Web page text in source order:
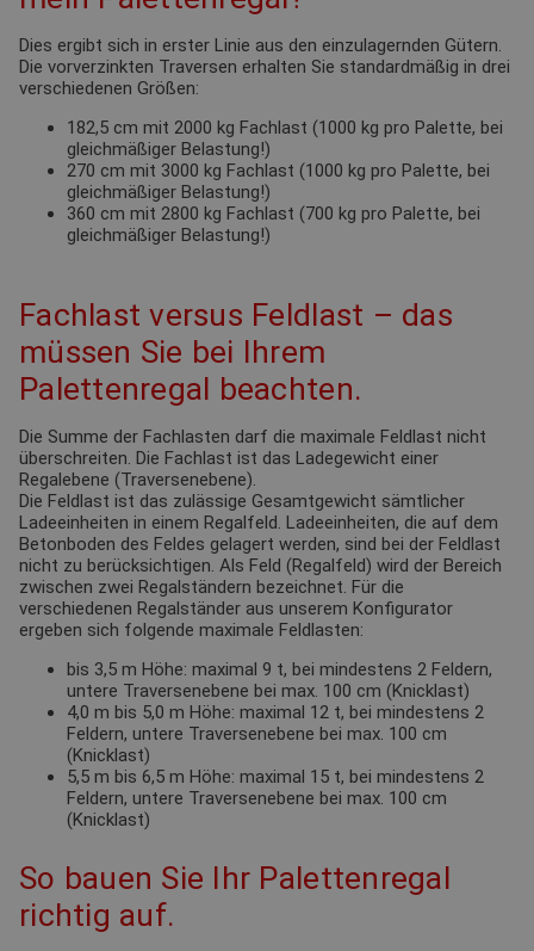
Dies ergibt sich in erster Linie aus den einzulagernden Gütern.
Die vorverzinkten Traversen erhalten Sie standardmäßig in drei
verschiedenen Größen:
182,5 cm mit 2000 kg Fachlast (1000 kg pro Palette, bei
gleichmäßiger Belastung!)
270 cm mit 3000 kg Fachlast (1000 kg pro Palette, bei
gleichmäßiger Belastung!)
360 cm mit 2800 kg Fachlast (700 kg pro Palette, bei
gleichmäßiger Belastung!)
Fachlast versus Feldlast – das
müssen Sie bei Ihrem
Palettenregal beachten.
Die Summe der Fachlasten darf die maximale Feldlast nicht
überschreiten. Die Fachlast ist das Ladegewicht einer
Regalebene (Traversenebene).
Die Feldlast ist das zulässige Gesamtgewicht sämtlicher
Ladeeinheiten in einem Regalfeld. Ladeeinheiten, die auf dem
Betonboden des Feldes gelagert werden, sind bei der Feldlast
nicht zu berücksichtigen. Als Feld (Regalfeld) wird der Bereich
zwischen zwei Regalständern bezeichnet. Für die
verschiedenen Regalständer aus unserem Konfigurator
ergeben sich folgende maximale Feldlasten:
bis 3,5 m Höhe: maximal 9 t, bei mindestens 2 Feldern,
untere Traversenebene bei max. 100 cm (Knicklast)
4,0 m bis 5,0 m Höhe: maximal 12 t, bei mindestens 2
Feldern, untere Traversenebene bei max. 100 cm
(Knicklast)
5,5 m bis 6,5 m Höhe: maximal 15 t, bei mindestens 2
Feldern, untere Traversenebene bei max. 100 cm
(Knicklast)
So bauen Sie Ihr Palettenregal
richtig auf.